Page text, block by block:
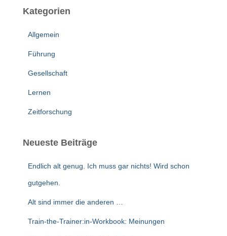
n
Kategorien
Allgemein
Führung
Gesellschaft
Lernen
Zeitforschung
Neueste Beiträge
Endlich alt genug. Ich muss gar nichts! Wird schon
gutgehen.
Alt sind immer die anderen …
Train-the-Trainer:in-Workbook: Meinungen